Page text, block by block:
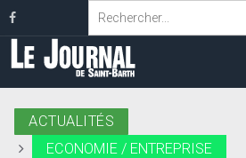
ACTUALITÉS
ECONOMIE / ENTREPRISE